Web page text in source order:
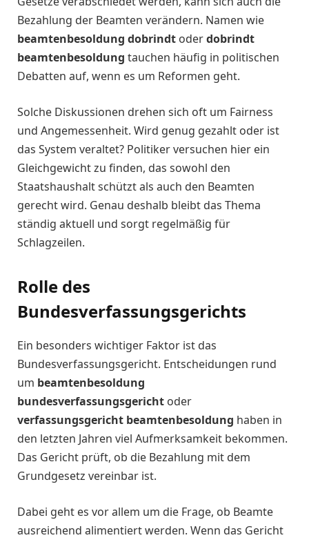
Bezahlung der Beamten verändern. Namen wie
beamtenbesoldung dobrindt oderdobrindt
beamtenbesoldung tauchen häufig in politischen
Debatten auf, wenn es um Reformen geht.
Solche Diskussionen drehen sich oft um Fairness
und Angemessenheit. Wird genug gezahlt oder ist
das System veraltet? Politiker versuchen hier ein
Gleichgewicht zu finden, das sowohl den
Staatshaushalt schützt als auch den Beamten
gerecht wird. Genau deshalb bleibt das Thema
ständig aktuell und sorgt regelmäßig für
Schlagzeilen.
Rolle des
Bundesverfassungsgerichts
Ein besonders wichtiger Faktor ist das
Bundesverfassungsgericht. Entscheidungen rund
um beamtenbesoldung
bundesverfassungsgericht oder
verfassungsgericht beamtenbesoldung haben in
den letzten Jahren viel Aufmerksamkeit bekommen.
Das Gericht prüft, ob die Bezahlung mit dem
Grundgesetz vereinbar ist.
Dabei geht es vor allem um die Frage, ob Beamte
ausreichend alimentiert werden. Wenn das Gericht